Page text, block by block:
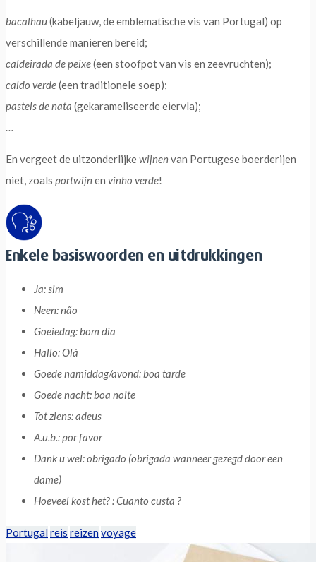
bacalhau(kabeljauw, de emblematische vis van Portugal) op
verschillende manieren bereid;
caldeirada de peixe(een stoofpot van vis en zeevruchten);
caldo verde(een traditionele soep);
pastels de nata (gekarameliseerde eiervla);
…
En vergeet de uitzonderlijkewijnenvan Portugese boerderijen
niet, zoals portwijnen vinho verde!
Enkele basiswoorden en uitdrukkingen
Ja: sim
Neen: não
Goeiedag: bom dia
Hallo: Olà
Goede namiddag/avond: boa tarde
Goede nacht: boa noite
Tot ziens: adeus
A.u.b.: por favor
Dank u wel: obrigado (obrigada wanneer gezegd door een
dame)
Hoeveel kost het? : Cuanto custa ?
Portugal reis reizen voyage